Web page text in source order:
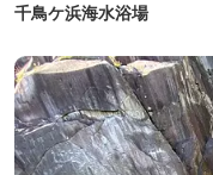
千鳥ケ浜海水浴場